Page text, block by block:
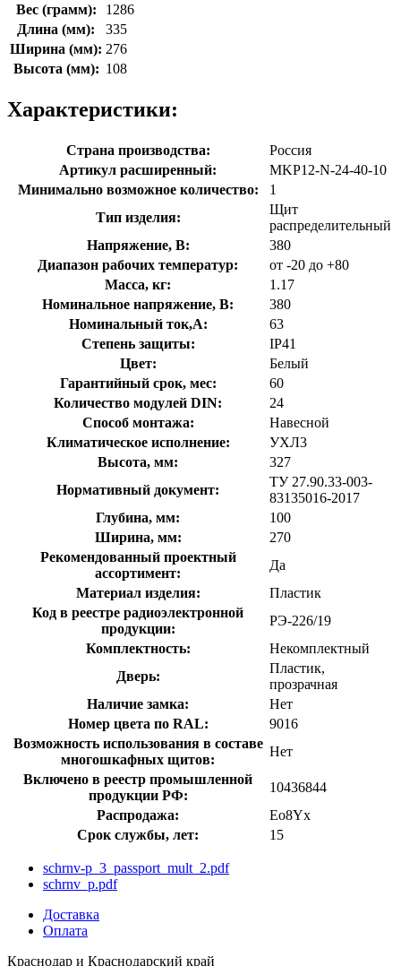
Вес (грамм):
1286
Длина (мм):
335
Ширина (мм): 276
Высота (мм): 108
Характеристики:
Страна производства:
Россия
Артикул расширенный:
MKP12-N-24-40-10
Минимально возможное количество:
1
Тип изделия:
Щит
распределительный
Напряжение, В:
380
Диапазон рабочих температур:
от -20 до +80
Масса, кг:
1.17
Номинальное напряжение, В:
380
Номинальный ток,А:
63
Степень защиты:
IP41
Цвет:
Белый
Гарантийный срок, мес:
60
Количество модулей DIN:
24
Способ монтажа:
Навесной
Климатическое исполнение:
УХЛ3
Высота, мм:
327
Нормативный документ:
ТУ 27.90.33-003-
83135016-2017
Глубина, мм:
100
Ширина, мм:
270
Рекомендованный проектный
ассортимент:
Да
Материал изделия:
Пластик
Код в реестре радиоэлектронной
продукции:
РЭ-226/19
Комплектность:
Некомплектный
Дверь:
Пластик,
прозрачная
Наличие замка:
Нет
Номер цвета по RAL:
9016
Возможность использования в составе
многошкафных щитов:
Нет
Включено в реестр промышленной
продукции РФ:
10436844
Распродажа:
Eo8Yx
Срок службы, лет:
15
schrnv-p_3_passport_mult_2.pdf
schrnv_p.pdf
Доставка
Оплата
Краснодар и Краснодарский край